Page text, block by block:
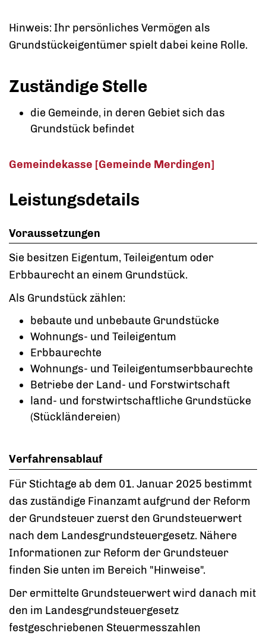
Hinweis: Ihr persönliches Vermögen als
Grundstückeigentümer spielt dabei keine Rolle.
Zuständige Stelle
die Gemeinde, in deren Gebiet sich das
Grundstück befindet
Gemeindekasse [Gemeinde Merdingen]
Leistungsdetails
Voraussetzungen
Sie besitzen Eigentum, Teileigentum oder
Erbbaurecht an einem Grundstück.
Als Grundstück zählen:
bebaute und unbebaute Grundstücke
Wohnungs- und Teileigentum
Erbbaurechte
Wohnungs- und Teileigentumserbbaurechte
Betriebe der Land- und Forstwirtschaft
land- und forstwirtschaftliche Grundstücke
(Stückländereien)
Verfahrensablauf
Für Stichtage ab dem 01. Januar 2025 bestimmt
das zuständige Finanzamt aufgrund der Reform
der Grundsteuer zuerst den Grundsteuerwert
nach dem Landesgrundsteuergesetz. Nähere
Informationen zur Reform der Grundsteuer
finden Sie unten im Bereich "Hinweise".
Der ermittelte Grundsteuerwert wird danach mit
den im Landesgrundsteuergesetz
festgeschriebenen Steuermesszahlen